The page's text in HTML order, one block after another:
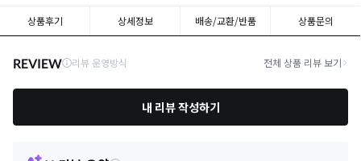
상품후기 상세정보 배송/교환/반품 상품문의